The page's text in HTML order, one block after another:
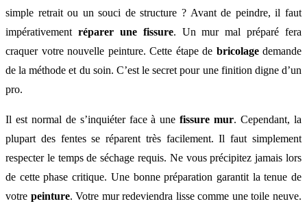
simple retrait ou un souci de structure ? Avant de peindre, il faut
impérativement réparer une fissure. Un mur mal préparé fera
craquer votre nouvelle peinture. Cette étape de bricolagedemande
de la méthode et du soin. C’est le secret pour une finition digne d’un
pro.
Il est normal de s’inquiéter face à unefissure mur. Cependant, la
plupart des fentes se réparent très facilement. Il faut simplement
respecter le temps de séchage requis. Ne vous précipitez jamais lors
de cette phase critique. Une bonne préparation garantit la tenue de
votre peinture. Votre mur redeviendra lisse comme une toile neuve.